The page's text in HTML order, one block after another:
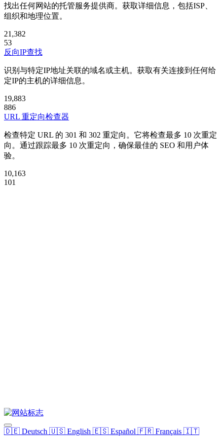
找出任何网站的托管服务提供商。获取详细信息，包括ISP、
组织和地理位置。
21,382
53
反向IP查找
识别与特定IP地址关联的域名或主机。获取有关连接到任何给
定IP的主机的详细信息。
19,883
886
URL 重定向检查器
检查特定 URL 的 301 和 302 重定向。它将检查最多 10 次重定
向。通过跟踪最多 10 次重定向，确保最佳的 SEO 和用户体
验。
10,163
101
🇩🇪 Deutsch 🇺🇸 English 🇪🇸 Español 🇫🇷 Français 🇮🇹